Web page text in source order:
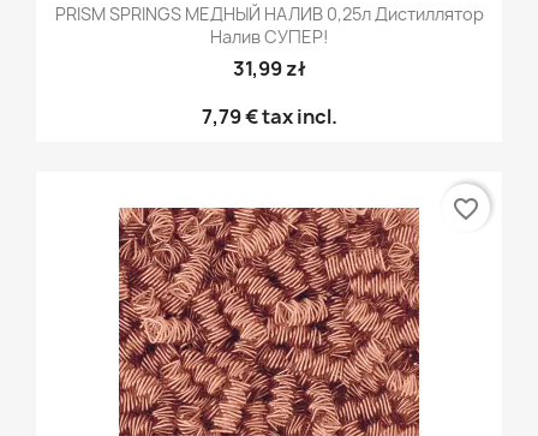
PRISM SPRINGS МЕДНЫЙ НАЛИВ 0,25л Дистиллятор
Налив СУПЕР!
31,99 zł
7,79 €tax incl.
favorite_border